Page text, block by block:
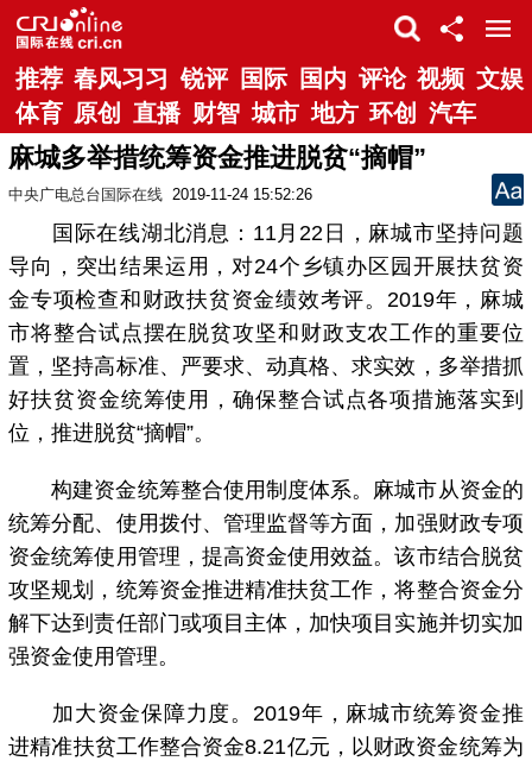
推荐 春风习习 锐评 国际 国内 评论 视频 文娱
体育 原创 直播 财智 城市 地方 环创 汽车
麻城多举措统筹资金推进脱贫“摘帽”
中央广电总台国际在线 2019-11-24 15:52:26
国际在线湖北消息：11月22日，麻城市坚持问题
导向，突出结果运用，对24个乡镇办区园开展扶贫资
金专项检查和财政扶贫资金绩效考评。2019年，麻城
市将整合试点摆在脱贫攻坚和财政支农工作的重要位
置，坚持高标准、严要求、动真格、求实效，多举措抓
好扶贫资金统筹使用，确保整合试点各项措施落实到
位，推进脱贫“摘帽”。
构建资金统筹整合使用制度体系。麻城市从资金的
统筹分配、使用拨付、管理监督等方面，加强财政专项
资金统筹使用管理，提高资金使用效益。该市结合脱贫
攻坚规划，统筹资金推进精准扶贫工作，将整合资金分
解下达到责任部门或项目主体，加快项目实施并切实加
强资金使用管理。
加大资金保障力度。2019年，麻城市统筹资金推
进精准扶贫工作整合资金8.21亿元，以财政资金统筹为